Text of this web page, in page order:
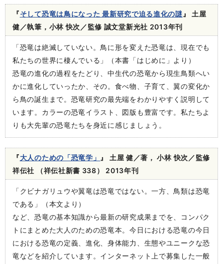
『そして恐竜は鳥になった 最新研究で迫る進化の謎 』 土屋
健／執筆，小林 快次／監修 誠文堂新光社 2013年刊
「恐竜は絶滅していない。鳥に形を変えた恐竜は、現在でも
私たちの世界に棲んでいる」（本書「はじめに」より）
恐竜の進化の過程をたどり、中生代の恐竜から現生鳥類へい
かに進化していったか、その。食べ物、子育て、翼の変化か
ら鳥の誕生まで。恐竜研究の最先端をわかりやすく説明して
います。カラーの恐竜イラスト、図版も豊富です。私たちよ
りも大先輩の恐竜たちを身近に感じましょう。
『大人のための「恐竜学」 』 土屋 健／著， 小林 快次／監修
祥伝社 （祥伝社新書 338） 2013年刊
「クビナガリュウや翼竜は恐竜ではない。一方、鳥類は恐竜
である」（本文より）
など、恐竜の基本知識から最新の研究成果までを、コンパク
トにまとめた大人のための恐竜本。今日における恐竜の今日
における恐竜の定義、進化、身体能力、生態やユニークな恐
竜などを紹介しています。インターネット上で募集した一般